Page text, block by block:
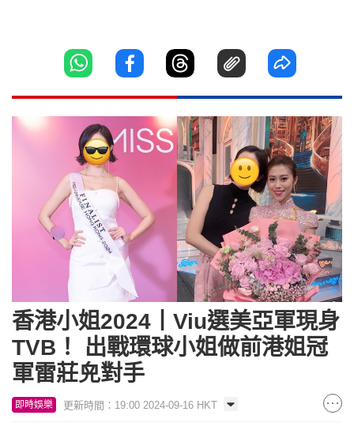
香港小姐2024丨Viu選美亞軍現身
TVB！ 出戰環球小姐做前港姐冠
軍雷莊𠒇對手
即時娛樂 更新時間：19:00 2024-09-16 HKT